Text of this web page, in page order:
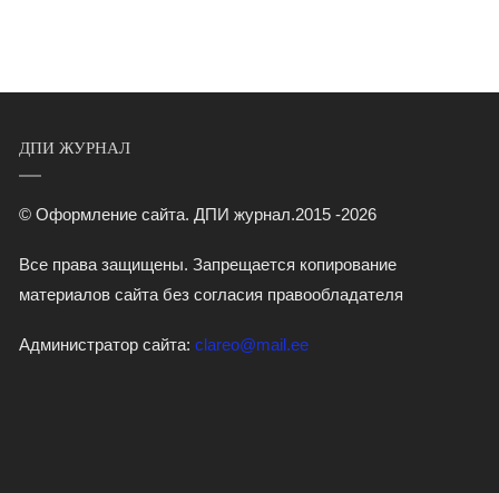
ДПИ ЖУРНАЛ
© Оформление сайта. ДПИ журнал.2015 -2026
Все права защищены. Запрещается копирование
материалов сайта без согласия правообладателя
Администратор сайта: clareo@mail.ee